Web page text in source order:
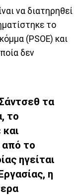
να διατηρηθεί
το
(PSOE) και
δεν
τα
το
το
ηγείται
η